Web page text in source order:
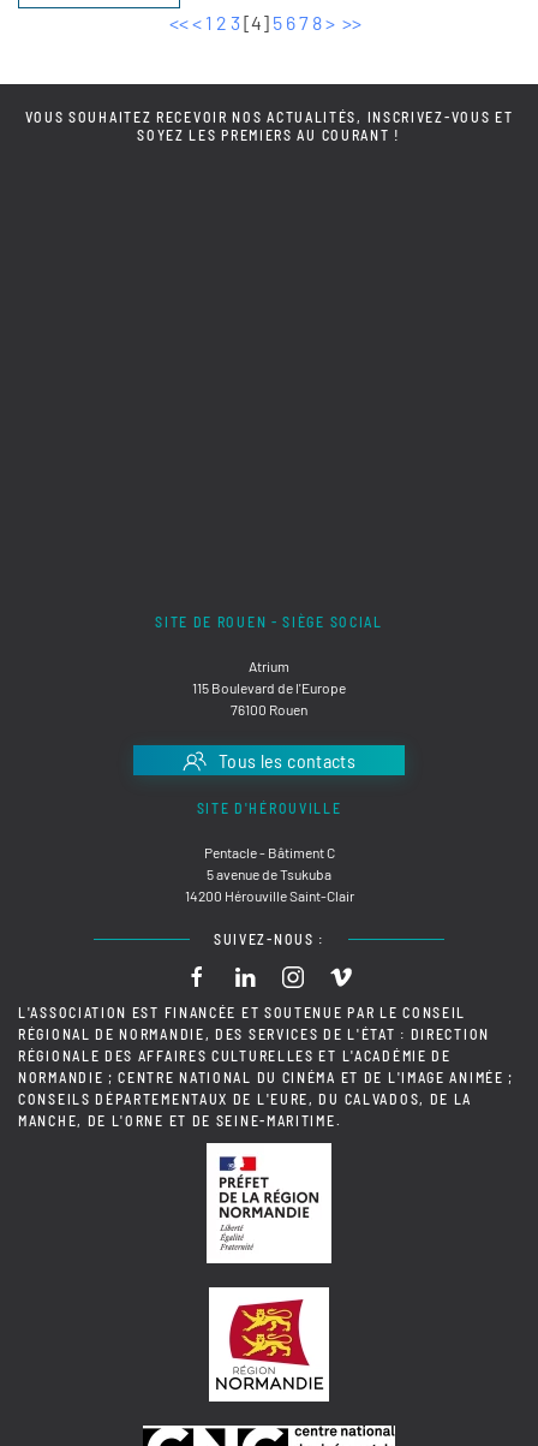
<<< 1 2 3[4] 5 67 8> >>
VOUS SOUHAITEZ RECEVOIR NOS ACTUALITÉS, INSCRIVEZ-VOUS ET
SOYEZ LES PREMIERS AU COURANT !
SITE DE ROUEN - SIÈGE SOCIAL
Atrium
115 Boulevard de l'Europe
76100 Rouen
Tous les contacts
SITE D'HÉROUVILLE
Pentacle - Bâtiment C
5 avenue de Tsukuba
14200 Hérouville Saint-Clair
SUIVEZ-NOUS :
L'ASSOCIATION EST FINANCÉE ET SOUTENUE PAR LE CONSEIL
RÉGIONAL DE NORMANDIE, DES SERVICES DE L'ÉTAT : DIRECTION
RÉGIONALE DES AFFAIRES CULTURELLES ET L'ACADÉMIE DE
NORMANDIE ; CENTRE NATIONAL DU CINÉMA ET DE L'IMAGE ANIMÉE ;
CONSEILS DÉPARTEMENTAUX DE L'EURE, DU CALVADOS, DE LA
MANCHE, DE L'ORNE ET DE SEINE-MARITIME.